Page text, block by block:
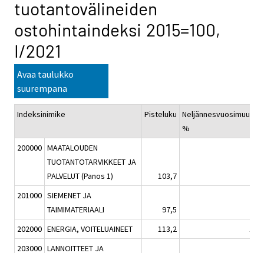
tuotantovälineiden
ostohintaindeksi 2015=100,
I/2021
Avaa taulukko
suurempana
Indeksinimike Pisteluku Neljännesvuosimuutos,
%
200000 MAATALOUDEN
TUOTANTOTARVIKKEET JA
PALVELUT (Panos 1)
103,7
201000 SIEMENET JA
TAIMIMATERIAALI
97,5
202000 ENERGIA, VOITELUAINEET 113,2
13,8
203000 LANNOITTEET JA